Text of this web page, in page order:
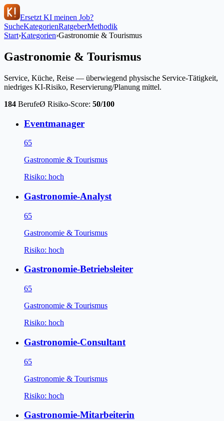
Ersetzt KI meinen Job?
SucheKategorienRatgeberMethodik
Start›Kategorien›Gastronomie & Tourismus
Gastronomie & Tourismus
Service, Küche, Reise — überwiegend physische Service-Tätigkeit,
niedriges KI-Risiko, Reservierung/Planung mittel.
184 BerufeØ Risiko-Score: 50/100
Eventmanager
65
Gastronomie & Tourismus
Risiko: hoch
Gastronomie-Analyst
65
Gastronomie & Tourismus
Risiko: hoch
Gastronomie-Betriebsleiter
65
Gastronomie & Tourismus
Risiko: hoch
Gastronomie-Consultant
65
Gastronomie & Tourismus
Risiko: hoch
Gastronomie-Mitarbeiterin